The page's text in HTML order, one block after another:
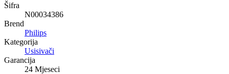
Šifra
N00034386
Brend
Philips
Kategorija
Usisivači
Garancija
24 Mjeseci